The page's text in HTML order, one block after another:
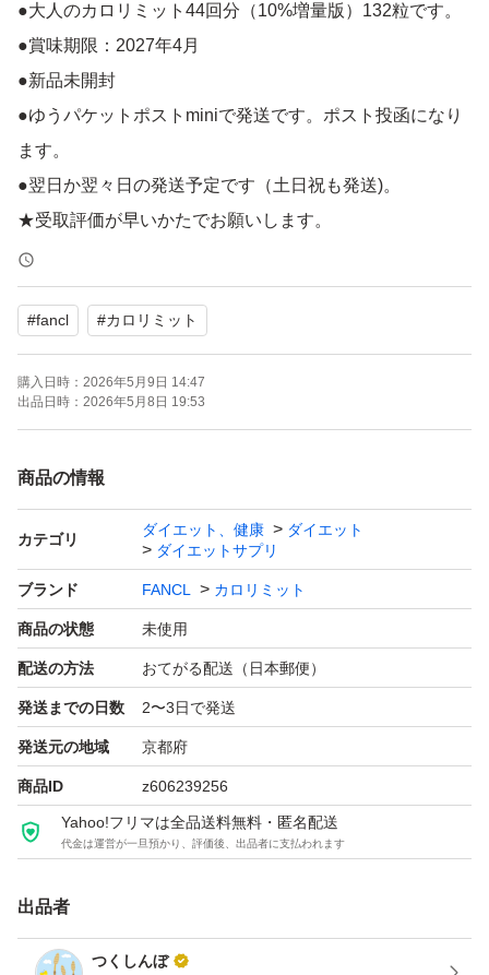
●大人のカロリミット44回分（10%増量版）132粒です。
●賞味期限：2027年4月
●新品未開封
●ゆうパケットポストminiで発送です。ポスト投函になり
ます。
●翌日か翌々日の発送予定です（土日祝も発送)。
★受取評価が早いかたでお願いします。
#fancl #カロリミット
購入日時： 2026年5月9日 14:47
出品日時： 2026年5月8日 19:53
商品の情報
カテゴリ
ダイエット、健康
ダイエット
ダイエットサプリ
ブランド FANCL カロリミット
商品の状態 未使用
配送の方法 おてがる配送（日本郵便）
発送までの日数 2〜3日で発送
発送元の地域 京都府
商品ID z606239256
Yahoo!フリマは全品送料無料・匿名配送
代金は運営が一旦預かり、評価後、出品者に支払われます
出品者
つくしんぼ